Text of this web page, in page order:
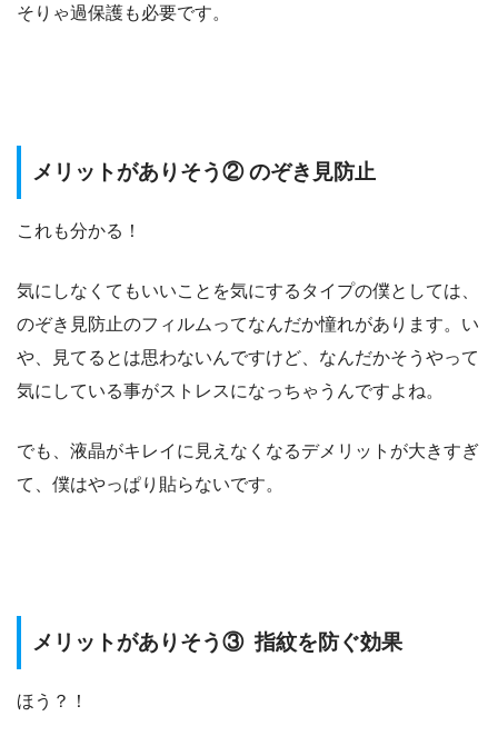
そりゃ過保護も必要です。
メリットがありそう② のぞき見防止
これも分かる！
気にしなくてもいいことを気にするタイプの僕としては、
のぞき見防止のフィルムってなんだか憧れがあります。い
や、見てるとは思わないんですけど、なんだかそうやって
気にしている事がストレスになっちゃうんですよね。
でも、液晶がキレイに見えなくなるデメリットが大きすぎ
て、僕はやっぱり貼らないです。
メリットがありそう③ 指紋を防ぐ効果
ほう？！